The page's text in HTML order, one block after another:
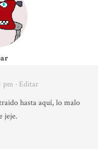
pm · Editar
hasta aquí, lo malo
jeje.